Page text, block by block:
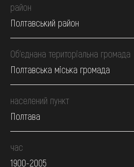
район
Полтавський район
Об’єднана територіальна громада
Полтавська міська громада
населений пункт
Полтава
час
1900-2005